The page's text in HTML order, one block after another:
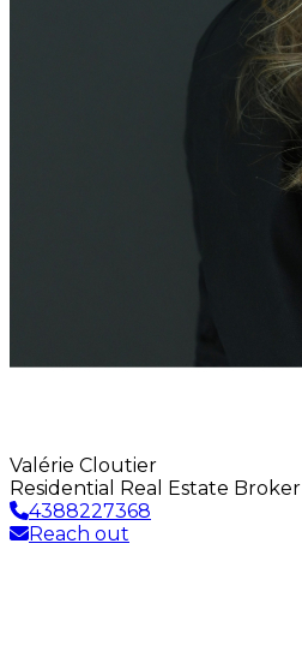
Valérie Cloutier
Residential Real Estate Broker
4388227368
Reach out